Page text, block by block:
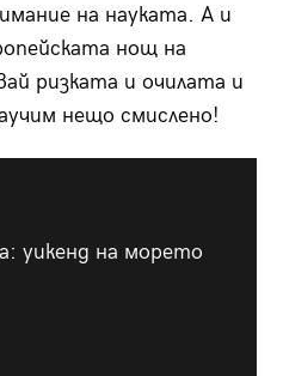
на науката. А и
нощ на
ризката и очилата и
нещо смислено!
уикенд на морето